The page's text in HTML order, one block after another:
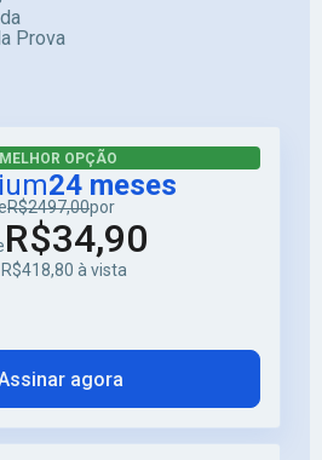
Prova
MELHOR OPÇÃO
24 meses
R$2497,00por
R$34,90
à vista
agora